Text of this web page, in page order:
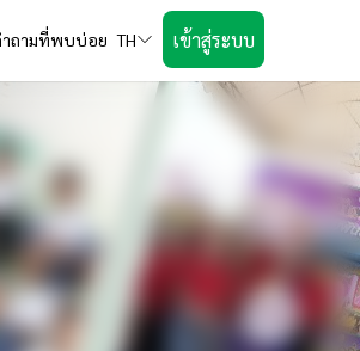
ถามที่พบบ่อย TH เข้าสู่ระบบ